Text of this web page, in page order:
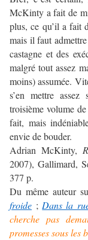
McKinty a fait de
plus, ce qu’il a fait
mais il faut
castagne et des
malgré tout assez
moins) assumée.
s’en mettre assez
troisième volume
fait, mais
envie de bouder.
Adrian McKinty,
2007), Gallimard,
377 p.
Du même auteur
froide ; Dans la
cherche pas
promesses sous les